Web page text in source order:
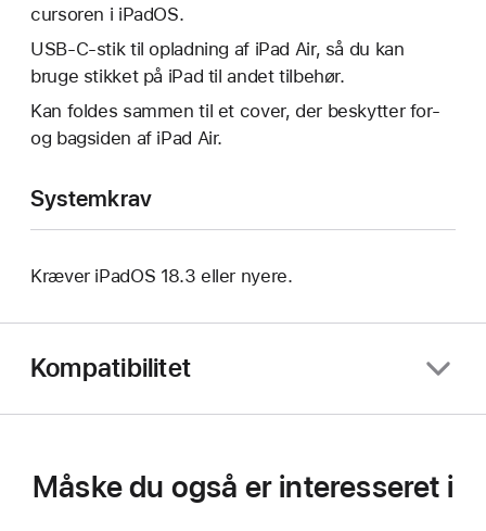
cursoren i iPadOS.
USB‑C-stik til opladning af iPad Air, så du kan
bruge stikket på iPad til andet tilbehør.
Kan foldes sammen til et cover, der beskytter for-
og bagsiden af iPad Air.
Systemkrav
Kræver iPadOS 18.3 eller nyere.
Kompatibilitet
Måske du også er interesseret i